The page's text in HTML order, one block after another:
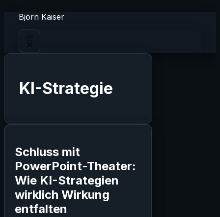
Inhalt
springen
Björn Kaiser
Menü
KI-Strategie
Schluss mit
PowerPoint-Theater:
Wie KI-Strategien
wirklich Wirkung
entfalten